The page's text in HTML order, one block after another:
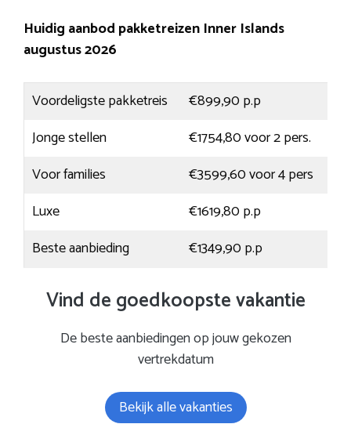
Huidig aanbod pakketreizen Inner Islands
augustus 2026
Voordeligste pakketreis
€899,90 p.p
Jonge stellen
€1754,80 voor 2 pers.
Voor families
€3599,60 voor 4 pers
Luxe
€1619,80 p.p
Beste aanbieding
€1349,90 p.p
Vind de goedkoopste vakantie
De beste aanbiedingen op jouw gekozen
vertrekdatum
Bekijk alle vakanties